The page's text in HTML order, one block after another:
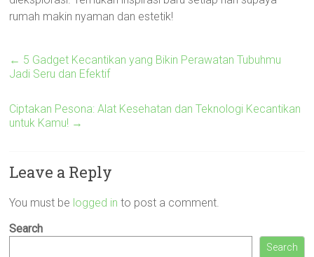
rumah makin nyaman dan estetik!
← 5 Gadget Kecantikan yang Bikin Perawatan Tubuhmu
Jadi Seru dan Efektif
Ciptakan Pesona: Alat Kesehatan dan Teknologi Kecantikan
untuk Kamu! →
Leave a Reply
You must be logged in to post a comment.
Search
Search